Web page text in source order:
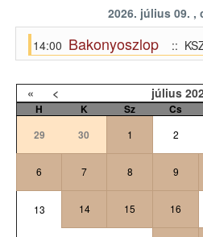
2026. július 09. ,
14:00 Bakonyoszlop ::
« < július
H K Sz Cs
29
30 1 2
6 7 8 9
13 14 15 16